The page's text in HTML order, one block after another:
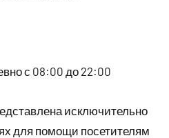
с 08:00 до 22:00
исключительно
для помощи посетителям